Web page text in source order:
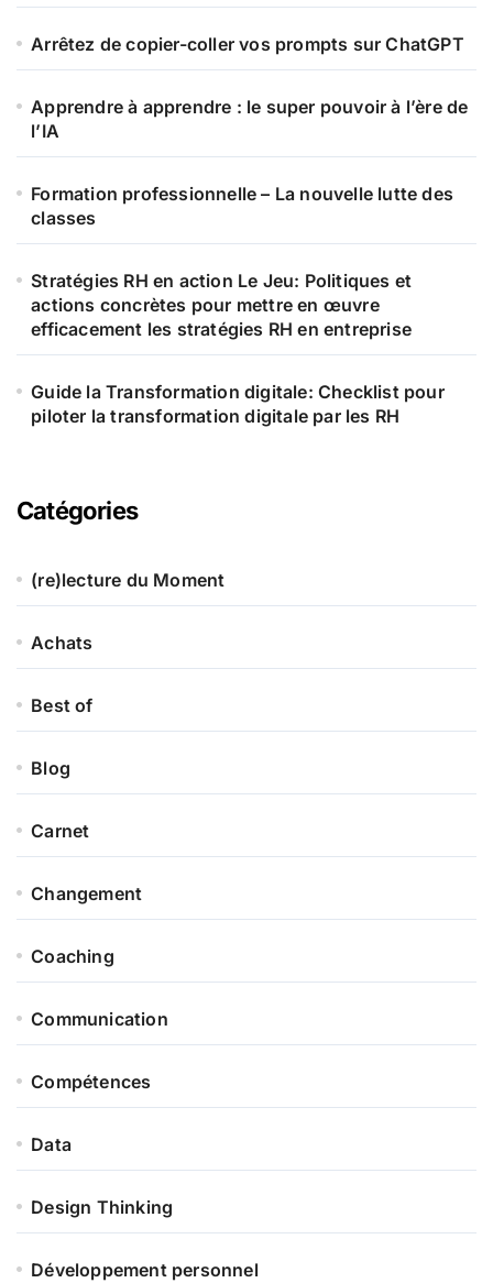
Arrêtez de copier-coller vos prompts sur ChatGPT
Apprendre à apprendre : le super pouvoir à l’ère de
l’IA
Formation professionnelle – La nouvelle lutte des
classes
Stratégies RH en action Le Jeu: Politiques et
actions concrètes pour mettre en œuvre
efficacement les stratégies RH en entreprise
Guide la Transformation digitale: Checklist pour
piloter la transformation digitale par les RH
Catégories
(re)lecture du Moment
Achats
Best of
Blog
Carnet
Changement
Coaching
Communication
Compétences
Data
Design Thinking
Développement personnel